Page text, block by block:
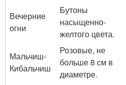
Вечерние
огни
Бутоны
насыщенно-
желтого цвета.
Мальчиш-
Кибальчиш
Розовые, не
больше 8 см в
диаметре.